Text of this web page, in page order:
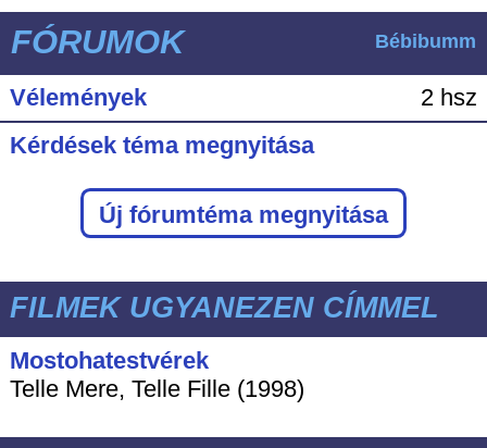
FÓRUMOK Bébibumm
Vélemények
2 hsz
Kérdések téma megnyitása
Új fórumtéma megnyitása
FILMEK UGYANEZEN CÍMMEL
Mostohatestvérek
Telle Mere, Telle Fille (1998)